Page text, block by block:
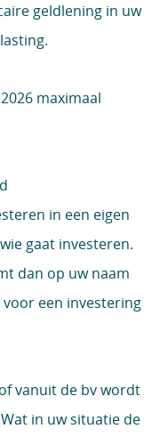
geldlening in uw
maximaal
in een eigen
gaat investeren.
dan op uw naam
een investering
vanuit de bv wordt
in uw situatie de